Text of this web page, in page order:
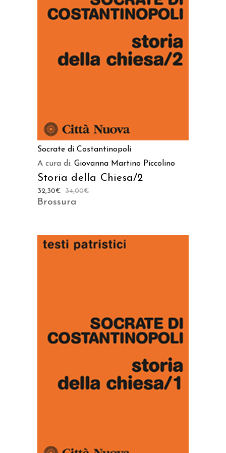
Socrate di Costantinopoli
A cura di: Giovanna Martino Piccolino
Storia della Chiesa/2
34,00€
32,30€
Brossura